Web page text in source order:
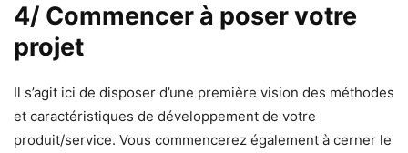
4/ Commencer à poser votre
projet
Il s’agit ici de disposer d’une première vision des méthodes
et caractéristiques de développement de votre
produit/service. Vous commencerez également à cerner le